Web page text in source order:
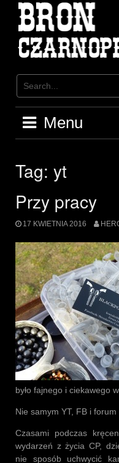
content
Menu
Tag: yt
Przy pracy
17 KWIETNIA 2016
było fajnego i ciekawego
Nie samym YT, FB i forum
Czasami podczas
wydarzeń z życia CP,
nie sposób uchwycić